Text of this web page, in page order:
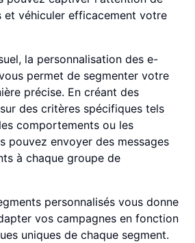
et véhiculer efficacement votre
la personnalisation des e-
permet de segmenter votre
précise. En créant des
des critères spécifiques tels
comportements ou les
pouvez envoyer des messages
à chaque groupe de
personnalisés vous donne
vos campagnes en fonction
uniques de chaque segment.